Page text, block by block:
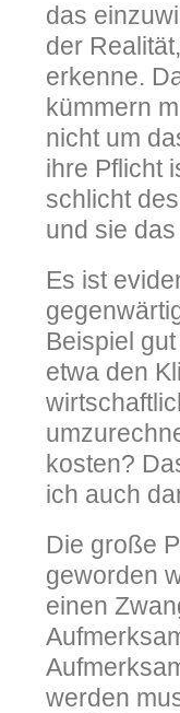
das
der
erkenne.
kümmern
nicht um
ihre Pflicht
schlicht
und sie
Es ist
Beispiel
etwa den
kosten?
ich auch
Die große
geworden
einen
werden